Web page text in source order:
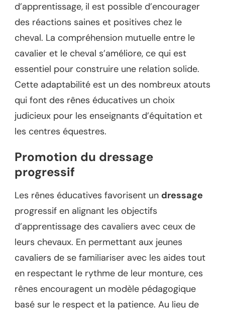
d’apprentissage, il est possible d’encourager
des réactions saines et positives chez le
cheval. La compréhension mutuelle entre le
cavalier et le cheval s’améliore, ce qui est
essentiel pour construire une relation solide.
Cette adaptabilité est un des nombreux atouts
qui font des rênes éducatives un choix
judicieux pour les enseignants d’équitation et
les centres équestres.
Promotion du dressage
progressif
Les rênes éducatives favorisent un dressage
progressif en alignant les objectifs
d’apprentissage des cavaliers avec ceux de
leurs chevaux. En permettant aux jeunes
cavaliers de se familiariser avec les aides tout
en respectant le rythme de leur monture, ces
rênes encouragent un modèle pédagogique
basé sur le respect et la patience. Au lieu de